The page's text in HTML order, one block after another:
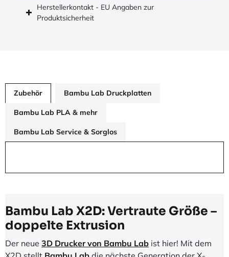
Herstellerkontakt - EU Angaben zur
Produktsicherheit
Zubehör Bambu Lab Druckplatten
Bambu Lab PLA & mehr
Bambu Lab Service & Sorglos
Bambu Lab X2D: Vertraute Größe –
doppelte Extrusion
Der neue 3D Drucker von Bambu Lab ist hier! Mit dem